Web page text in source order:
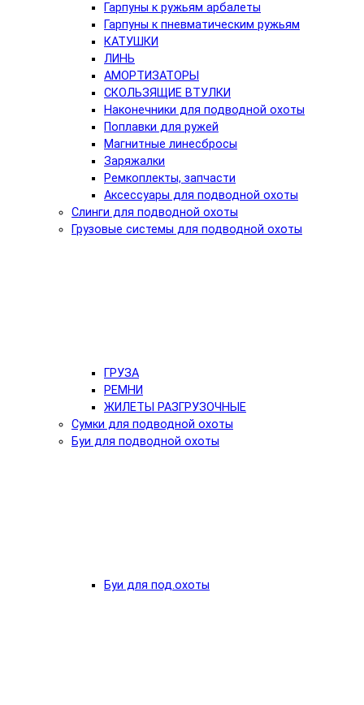
Гарпуны к ружьям арбалеты
Гарпуны к пневматическим ружьям
КАТУШКИ
ЛИНЬ
АМОРТИЗАТОРЫ
СКОЛЬЗЯЩИЕ ВТУЛКИ
Наконечники для подводной охоты
Поплавки для ружей
Магнитные линесбросы
Заряжалки
Ремкоплекты, запчасти
Аксессуары для подводной охоты
Слинги для подводной охоты
Грузовые системы для подводной охоты
ГРУЗА
РЕМНИ
ЖИЛЕТЫ РАЗГРУЗОЧНЫЕ
Сумки для подводной охоты
Буи для подводной охоты
Буи для под.охоты